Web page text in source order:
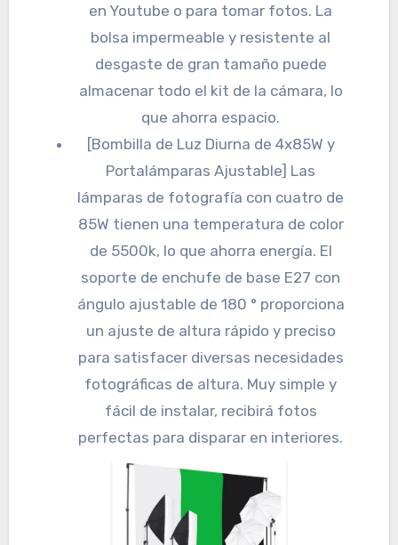
en Youtube o para tomar fotos. La
bolsa impermeable y resistente al
desgaste de gran tamaño puede
almacenar todo el kit de la cámara, lo
que ahorra espacio.
[Bombilla de Luz Diurna de 4x85W y
Portalámparas Ajustable] Las
lámparas de fotografía con cuatro de
85W tienen una temperatura de color
de 5500k, lo que ahorra energía. El
soporte de enchufe de base E27 con
ángulo ajustable de 180 ° proporciona
un ajuste de altura rápido y preciso
para satisfacer diversas necesidades
fotográficas de altura. Muy simple y
fácil de instalar, recibirá fotos
perfectas para disparar en interiores.